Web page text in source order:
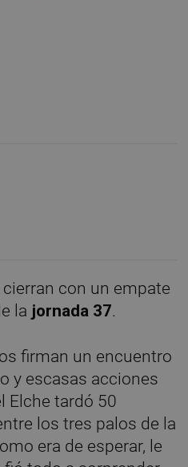
cierran con un empate
la jornada 37.
firman un encuentro
y escasas acciones
Elche tardó 50
los tres palos de la
era de esperar, le